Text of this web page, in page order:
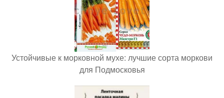
Устойчивые к морковной мухе: лучшие сорта моркови
для Подмосковья